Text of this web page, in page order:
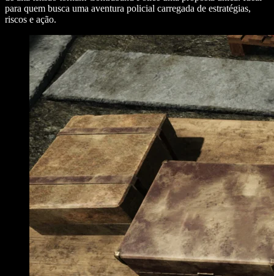
para quem busca uma aventura policial carregada de estratégias,
riscos e ação.